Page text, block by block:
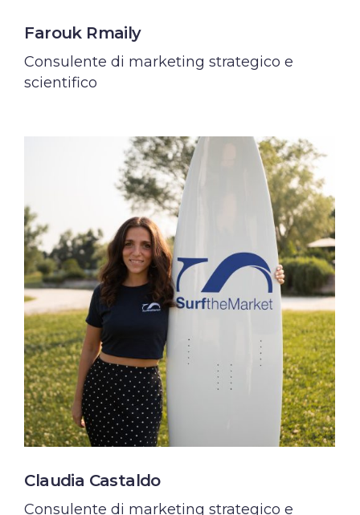
Farouk Rmaily
Consulente di marketing strategico e
scientifico
Claudia Castaldo
Consulente di marketing strategico e